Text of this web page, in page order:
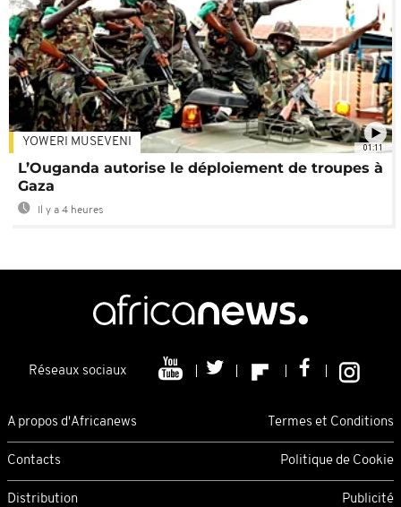
01:11
YOWERI MUSEVENI
L’Ouganda autorise le déploiement de troupes à
Gaza
Il y a 4 heures
Réseaux sociaux
A propos d'Africanews Termes et Conditions
Contacts Politique de Cookie
Distribution Publicité